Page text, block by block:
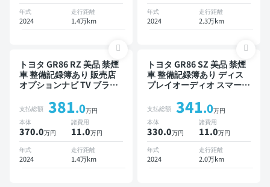
年式
2024
走行距離
1.4万km
年式
2024
走行距離
2.3万km
トヨタ GR86 RZ 美品 禁煙
車 整備記録簿あり 販売店
オプションナビ TV ブライ
トクルーズ スマートキー
ETC バックモニター ドラ
イブレコーダー フルエアロ
衝突軽減
支払総額 381.0万円
本体
370.0万円
諸費用
11.0万円
年式
2024
走行距離
1.4万km
トヨタ GR86 SZ 美品 禁煙
車 整備記録簿あり ディス
プレイオーディオ スマート
フルエアロ 社外マフラー
支払総額 341.0万円
本体
330.0万円
諸費用
11.0万円
年式
2024
走行距離
2.0万km